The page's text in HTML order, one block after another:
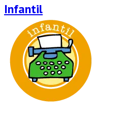
Infantil